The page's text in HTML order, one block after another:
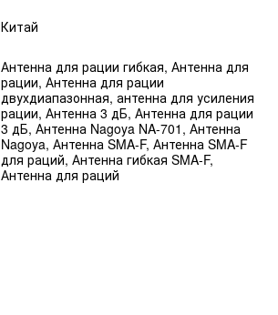
Китай
Антенна для рации гибкая, Антенна для
рации, Антенна для рации
двухдиапазонная, антенна для усиления
рации, Антенна 3 дБ, Антенна для рации
3 дБ, Антенна Nagoya NA-701, Антенна
Nagoya, Антенна SMA-F, Антенна SMA-F
для раций, Антенна гибкая SMA-F,
Антенна для раций